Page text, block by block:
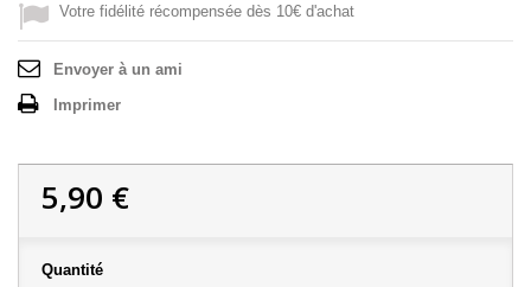
Votre fidélité récompensée dès 10€ d'achat
Envoyer à un ami
Imprimer
5,90 €
Quantité